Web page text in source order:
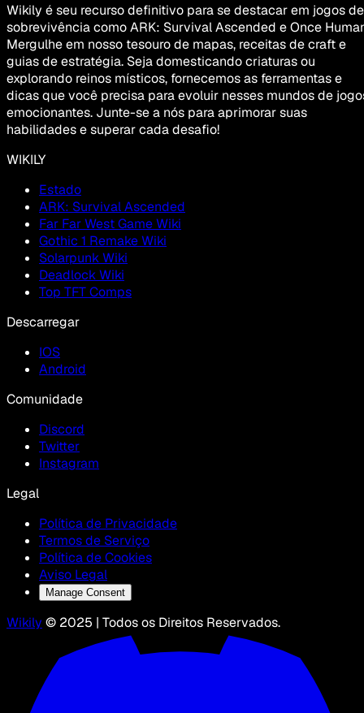
Wikily é seu recurso definitivo para se destacar em jogos de
sobrevivência como ARK: Survival Ascended e Once
Mergulhe em nosso tesouro de mapas, receitas de craft e
guias de estratégia. Seja domesticando criaturas ou
explorando reinos místicos, fornecemos as ferramentas e
dicas que você precisa para evoluir nesses mundos de
emocionantes. Junte-se a nós para aprimorar suas
habilidades e superar cada desafio!
WIKILY
Estado
ARK: Survival Ascended
Far Far West Game Wiki
Gothic 1 Remake Wiki
Solarpunk Wiki
Deadlock Wiki
Top TFT Comps
Descarregar
IOS
Android
Comunidade
Discord
Twitter
Instagram
Legal
Política de Privacidade
Termos de Serviço
Política de Cookies
Aviso Legal
Manage Consent
Wikily © 2025 | Todos os Direitos Reservados.